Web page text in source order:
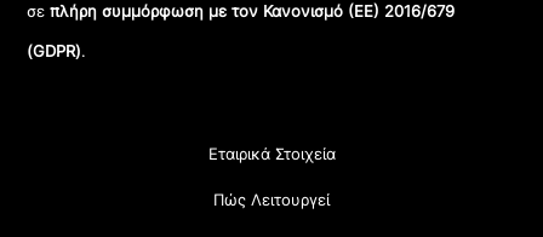
σεπλήρη συμμόρφωση με τον Κανονισμό (ΕΕ) 2016/679
(GDPR).
Εταιρικά Στοιχεία
Πώς Λειτουργεί